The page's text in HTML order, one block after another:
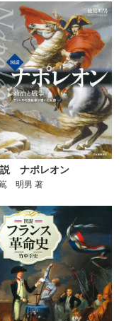
説 ナポレオン
明男 著